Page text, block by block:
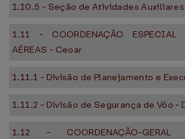
1.10.5 - Seção de Atividades Auxiliares
1.11 - COORDENAÇÃO ESPECIAL
AÉREAS - Ceoar
1.11.1 - Divisão de Planejamento e
1.11.2 - Divisão de Segurança de Vôo -
1.12 - COORDENAÇÃO-